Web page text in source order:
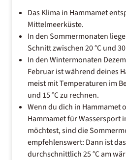
Das Klima in Hammamet
Mittelmeerküste.
In den Sommermonaten
Schnitt zwischen 20 °C und 30
In den Wintermonaten
Februar ist während deines
meist mit Temperaturen im
und 15 °C zu rechnen.
Wenn du dich in Hammamet
Hammamet für Wassersport
möchtest, sind die
empfehlenswert: Dann ist
durchschnittlich 25 °C am